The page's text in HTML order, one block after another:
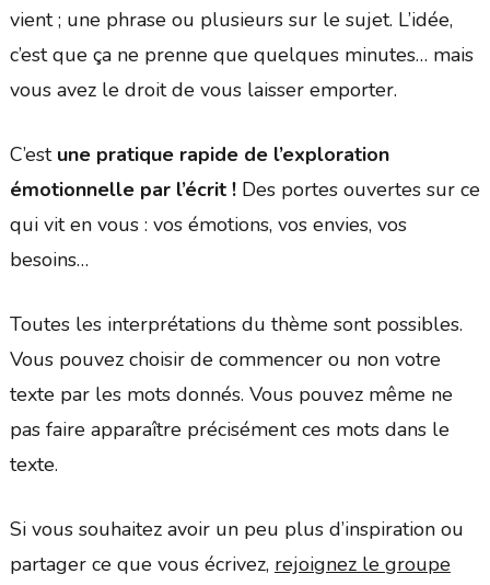
vient ; une phrase ou plusieurs sur le sujet. L’idée,
c’est que ça ne prenne que quelques minutes… mais
vous avez le droit de vous laisser emporter.
C’est une pratique rapide de l’exploration
émotionnelle par l’écrit ! Des portes ouvertes sur ce
qui vit en vous : vos émotions, vos envies, vos
besoins…
Toutes les interprétations du thème sont possibles.
Vous pouvez choisir de commencer ou non votre
texte par les mots donnés. Vous pouvez même ne
pas faire apparaître précisément ces mots dans le
texte.
Si vous souhaitez avoir un peu plus d’inspiration ou
partager ce que vous écrivez, rejoignez le groupe